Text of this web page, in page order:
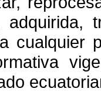
cualquier